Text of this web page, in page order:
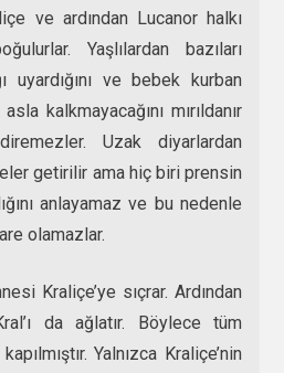
ve ardından Lucanor halkı
Yaşlılardan bazıları
uyardığını ve bebek kurban
kalkmayacağını mırıldanır
Uzak diyarlardan
getirilir ama hiç biri prensin
anlayamaz ve bu nedenle
olamazlar.
Kraliçe’ye sıçrar. Ardından
da ağlatır. Böylece tüm
Yalnızca Kraliçe’nin